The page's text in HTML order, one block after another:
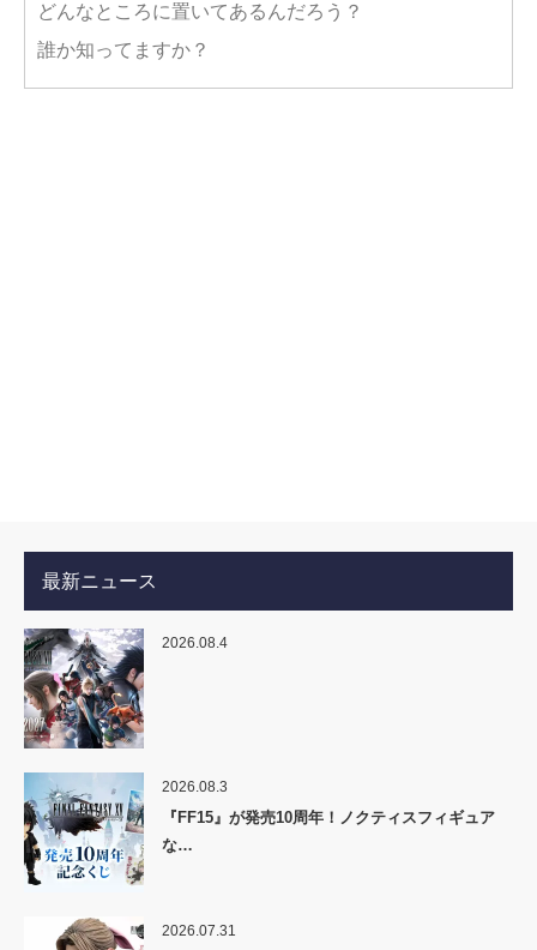
どんなところに置いてあるんだろう？
誰か知ってますか？
最新ニュース
2026.08.4
2026.08.3
『FF15』が発売10周年！ノクティスフィギュア
な…
2026.07.31